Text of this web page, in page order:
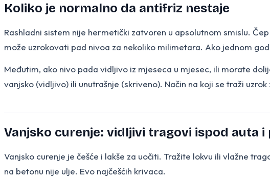
Koliko je normalno da antifriz nestaje
Rashladni sistem nije hermetički zatvoren u apsolutnom smislu.
može uzrokovati pad nivoa za nekoliko milimetara. Ako jednom
Međutim, ako nivo pada vidljivo iz mjeseca u mjesec, ili morate
vanjsko (vidljivo) ili unutrašnje (skriveno). Način na koji se traži
Vanjsko curenje: vidljivi tragovi ispod auta i
Vanjsko curenje je češće i lakše za uočiti. Tražite lokvu ili vlažne
na betonu nije ulje. Evo najčešćih krivaca.